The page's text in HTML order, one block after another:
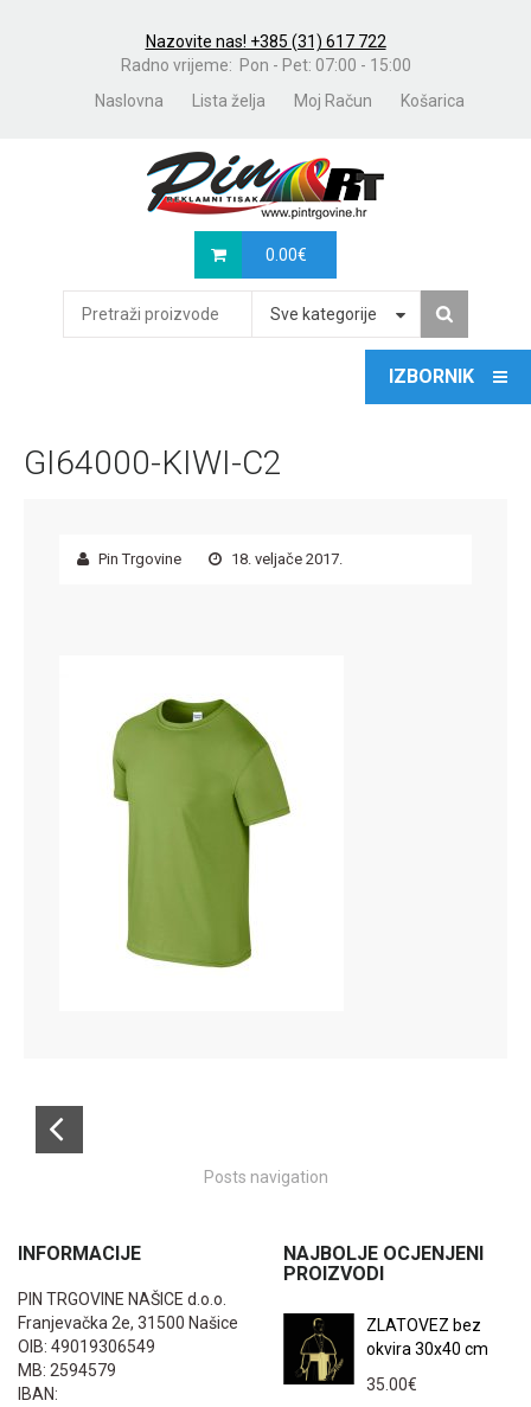
Nazovite nas! +385 (31) 617 722
Radno vrijeme: Pon - Pet: 07:00 - 15:00
Naslovna
Lista želja Moj Račun Košarica
0.00€
Sve kategorije
GI64000-KIWI-C2
Pin Trgovine 18. veljače 2017.
Posts navigation
INFORMACIJE
PIN TRGOVINE NAŠICE d.o.o.
Franjevačka 2e, 31500 Našice
OIB: 49019306549
MB: 2594579
IBAN:
NAJBOLJE OCJENJENI
PROIZVODI
ZLATOVEZ bez
okvira 30x40 cm
35.00€